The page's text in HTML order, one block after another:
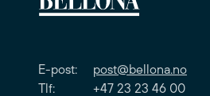
E-post: post@bellona.no
Tlf: +47 23 23 46 00